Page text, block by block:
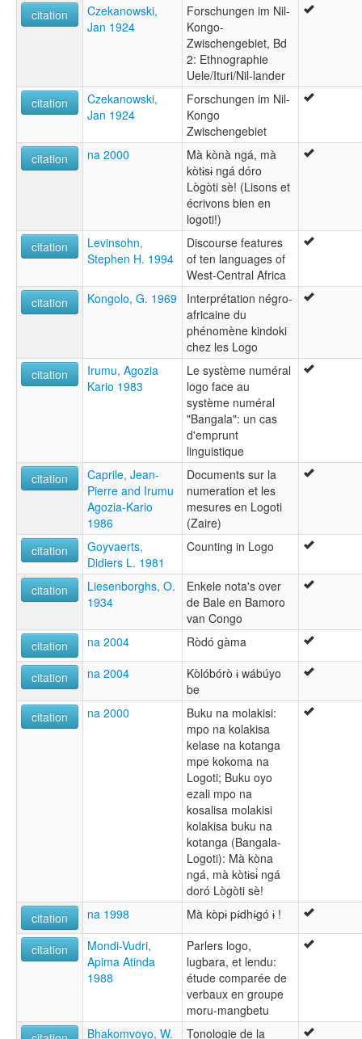
citation
Czekanowski,
Jan 1924
Forschungen im Nil-
Kongo-
Zwischengebiet, Bd
2: Ethnographie
Uele/Ituri/Nil-lander
citation
Czekanowski,
Jan 1924
Forschungen im Nil-
Kongo
Zwischengebiet
citation
na 2000
Mà kònà ngá, mà
kòtɨsɨ ngá dóro
Lògòti sè! (Lisons et
écrivons bien en
logoti!)
citation
Levinsohn,
Stephen H. 1994
Discourse features
of ten languages of
West-Central Africa
citation
Kongolo, G. 1969
Interprétation négro-
africaine du
phénomène kindoki
chez les Logo
citation
Irumu, Agozia
Kario 1983
Le système numéral
logo face au
système numéral
"Bangala": un cas
d'emprunt
linguistique
citation
Caprile, Jean-
Pierre and Irumu
Agozia-Kario
1986
Documents sur la
numeration et les
mesures en Logoti
(Zaire)
citation
Goyvaerts,
Didiers L. 1981
Counting in Logo
citation
Liesenborghs, O.
1934
Enkele nota's over
de Bale en Bamoro
van Congo
citation
na 2004 Ròdó gàma
citation na 2004
Kòlóbórò ɨ wábúyo
be
citation
na 2000
Buku na molakisi:
mpo na kolakisa
kelase na kotanga
mpe kokoma na
Logoti; Buku oyo
ezali mpo na
kosalisa molakisi
kolakisa buku na
kotanga (Bangala-
Logoti): Mà kòna
ngá, mà kòtɨsɨ̀ ngá
doró Lògòti sè!
citation
na 1998 Mà kòpɨ pí̵dhí̵gó ɨ !
citation
Mondi-Vudri,
Apima Atinda
1988
Parlers logo,
lugbara, et lendu:
étude comparée de
verbaux en groupe
moru-mangbetu
Bhakomvoyo, W.
Tonologie de la